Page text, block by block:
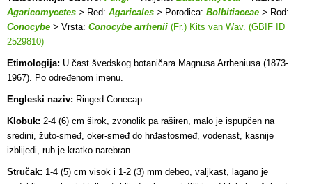
Agaricomycetes > Red: Agaricales > Porodica: Bolbitiaceae > Rod:
Conocybe > Vrsta: Conocybe arrhenii (Fr.) Kits van Wav. (GBIF ID
2529810)
Etimologija: U čast švedskog botaničara Magnusa Arrheniusa (1873-
1967). Po određenom imenu.
Engleski naziv: Ringed Conecap
Klobuk: 2-4 (6) cm širok, zvonolik pa raširen, malo je ispupčen na
sredini, žuto-smeđ, oker-smeđ do hrđastosmeđ, vodenast, kasnije
izblijedi, rub je kratko narebran.
Stručak: 1-4 (5) cm visok i 1-2 (3) mm debeo, valjkast, lagano je